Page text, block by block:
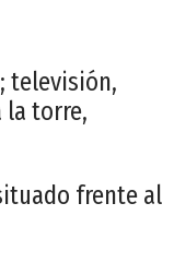
televisión,
la torre,
frente al